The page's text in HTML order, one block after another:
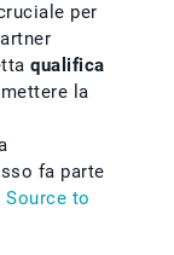
per
qualifica
la
fa parte
Source to